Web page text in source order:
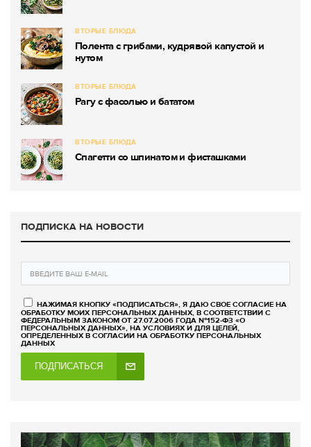
ВТОРЫЕ БЛЮДА
Полента с грибами, кудрявой капустой и
нутом
ВТОРЫЕ БЛЮДА
Рагу с фасолью и бататом
ВТОРЫЕ БЛЮДА
Спагетти со шпинатом и фисташками
ПОДПИСКА НА НОВОСТИ
НАЖИМАЯ КНОПКУ «ПОДПИСАТЬСЯ», Я ДАЮ СВОЕ СОГЛАСИЕ НА
ОБРАБОТКУ МОИХ ПЕРСОНАЛЬНЫХ ДАННЫХ, В СООТВЕТСТВИИ С
ФЕДЕРАЛЬНЫМ ЗАКОНОМ ОТ 27.07.2006 ГОДА №152-ФЗ «О
ПЕРСОНАЛЬНЫХ ДАННЫХ», НА УСЛОВИЯХ И ДЛЯ ЦЕЛЕЙ,
ОПРЕДЕЛЕННЫХ В СОГЛАСИИ НА ОБРАБОТКУ ПЕРСОНАЛЬНЫХ
ДАННЫХ
ПОДПИСАТЬСЯ